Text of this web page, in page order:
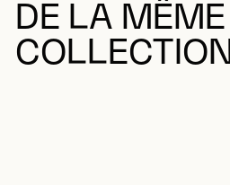
DE LA MÊME
COLLECTION